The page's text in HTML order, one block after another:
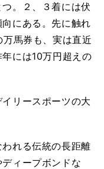
。２、３着には伏
にある。先に触れ
馬券も、実は直近
には10万円超えの
リースポーツの大
われる伝統の長距離
ィープボンドな